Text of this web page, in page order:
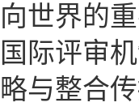
向世界的
国际评审
略与整合